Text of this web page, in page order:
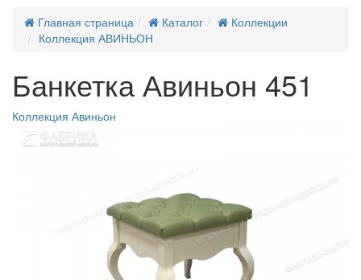
Главная страница
Каталог
Коллекции
Коллекция АВИНЬОН
Банкетка Авиньон 451
Коллекция Авиньон